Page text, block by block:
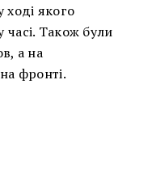
ході якого
часі. Також були
а на
фронті.